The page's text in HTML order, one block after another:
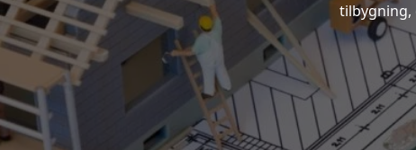
tilbygning,